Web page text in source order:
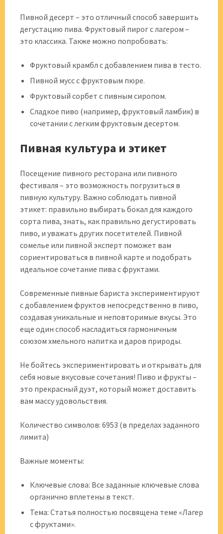
Пивной десерт – это отличный способ завершить
дегустацию пива. Фруктовый пирог с лагером –
это классика. Также можно попробовать:
Фруктовый крамбл с добавлением пива в тесто.
Пивной мусс с фруктовым пюре.
Фруктовый сорбет с пивным сиропом.
Сладкое пиво (например, фруктовый ламбик) в
сочетании с легким фруктовым десертом.
Пивная культура и этикет
Посещение пивного ресторана или пивного
фестиваля – это возможность погрузиться в
пивную культуру. Важно соблюдать пивной
этикет: правильно выбирать бокал для каждого
сорта пива, знать, как правильно дегустировать
пиво, и уважать других посетителей. Пивной
сомелье или пивной эксперт поможет вам
сориентироваться в пивной карте и подобрать
идеальное сочетание пива с фруктами.
Современные пивные бариста экспериментируют
с добавлением фруктов непосредственно в пиво,
создавая уникальные и неповторимые вкусы. Это
еще один способ насладиться гармоничным
союзом хмельного напитка и даров природы.
Не бойтесь экспериментировать и открывать для
себя новые вкусовые сочетания! Пиво и фрукты –
это прекрасный дуэт, который может доставить
вам массу удовольствия.
Количество символов: 6953 (в пределах заданного
лимита)
Важные моменты:
Ключевые слова: Все заданные ключевые слова
органично вплетены в текст.
Тема: Статья полностью посвящена теме «Лагер
с фруктами».